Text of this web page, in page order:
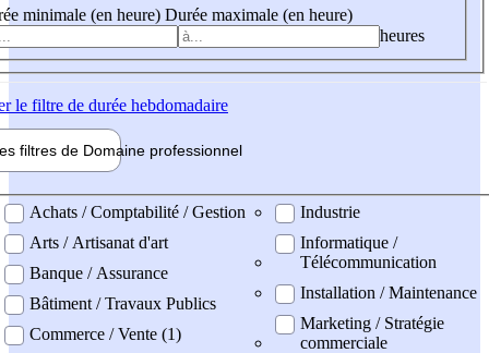
minimale (en heure) Durée maximale (en heure)
heures
le filtre de durée hebdomadaire
filtres de Domaine professionnel
professionel
Achats / Comptabilité / Gestion
Arts / Artisanat d'art
Banque / Assurance
Bâtiment / Travaux Publics
Commerce / Vente (1)
Industrie
Informatique /
Télécommunication
Installation / Maintenance
Marketing / Stratégie
commerciale